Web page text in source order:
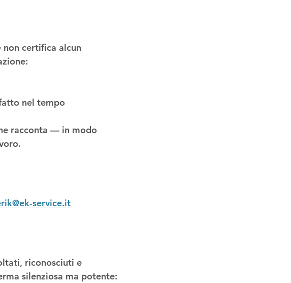
non certifica alcun
nel tempo
racconta — in modo
service.it
riconosciuti e
silenziosa ma potente: